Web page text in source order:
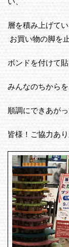
層を積み上げて
お買い物の脚を
ボンドを付けて
みんなのちから
順調にできあがっ
皆様！ご協力あ